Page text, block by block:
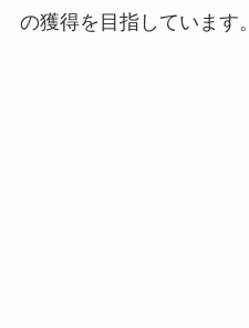
の獲得を目指しています。